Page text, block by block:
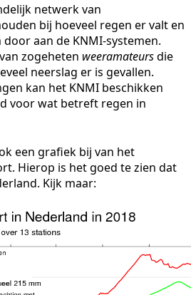
netwerk van
bij hoeveel regen er valt en
aan de KNMI-systemen.
zogeheten weeramateursdie
neerslag er is gevallen.
kan het KNMI beschikken
voor wat betreft regen in
een grafiek bij van het
Hierop is het goed te zien dat
Kijk maar: